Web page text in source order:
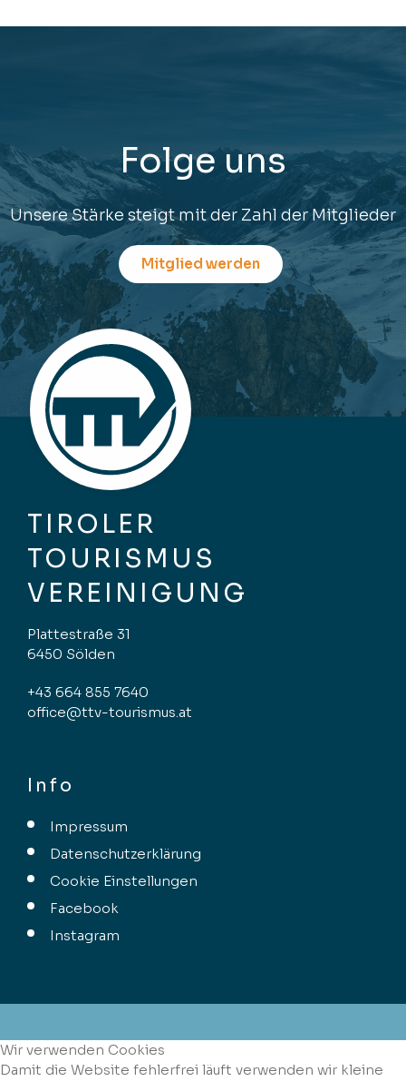
Folge uns
Unsere Stärke steigt mit der Zahl der Mitglieder
Mitglied werden
TIROLER
TOURISMUS
VEREINIGUNG
Plattestraße 31
6450 Sölden
+43 664 855 7640
office@ttv-tourismus.at
Info
Impressum
Datenschutzerklärung
Cookie Einstellungen
Facebook
Instagram
Wir verwenden Cookies
Damit die Website fehlerfrei läuft verwenden wir kleine